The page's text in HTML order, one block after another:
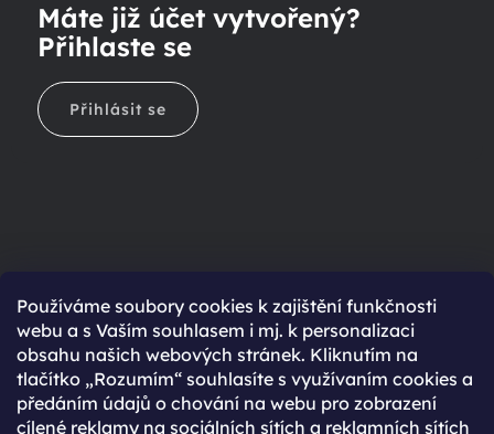
Používáme soubory cookies k zajištění funkčnosti
webu a s Vaším souhlasem i mj. k personalizaci
obsahu našich webových stránek. Kliknutím na
tlačítko „Rozumím“ souhlasíte s využívaním cookies a
předáním údajů o chování na webu pro zobrazení
cílené reklamy na sociálních sítích a reklamních sítích
Máte již účet vytvořený?
Přihlaste se
Přihlásit se
Ještě nemáte účet?
Rychlejší nákup díky uloženým údajům
Přehled o stavu objednávky
Kompletní historie objednávek